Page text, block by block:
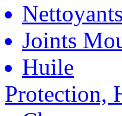
Joints
Huile
Protection,